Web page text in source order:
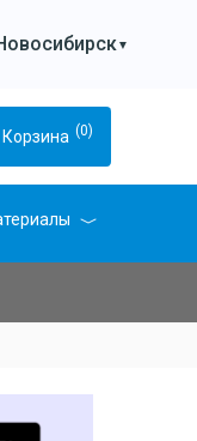
▼
Корзина (0)